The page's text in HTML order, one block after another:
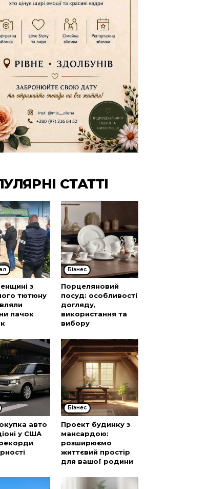
СТАТТІ
з
тютюну
пачок
Бізнес
Порцеляновий
посуд: особливості
догляду,
використання та
вибору
авто
у США
рекорди
Бізнес
Проект будинку з
мансардою:
розширюємо
життєвий простір
для вашої родини